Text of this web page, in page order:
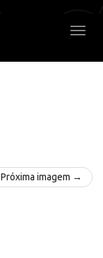
Próxima imagem →